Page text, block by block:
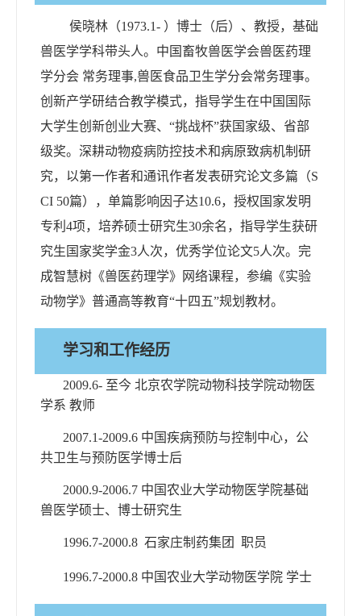
侯晓林（1973.1- ）博士 （后） 、教授，基础
兽医学学科带头人。中国畜牧兽医学会兽医药理
学分会 常务理事,兽医食品卫生学分会常务理事。
创新产学研结合教学模式， 指导学生在中国国际
大学生创新创业大赛、 “挑战杯”获国家级、 省部
级奖。深耕动物疫病防控技术和病原致病机制 研
究， 以第一作者和通讯作者发表研究论文多篇（S
CI 50篇），单篇影响因子达10.6，授权国家发明
专利 4项，培养硕士研究生30余名，指导学生获研
究生国家奖学金3人次，优秀学位论文5人次。 完
成智慧树 《兽医药理学》网络课程，参编 《实验
动物学》 普通高等教育“十四五”规划教材。
学习和工作经历
2009.6- 至今 北京农学院动物科技学院动物医
学系 教师
2007.1-2009.6 中国疾病预防与控制中心，公
共卫生与预防医学博士后
2000.9-2006.7 中国农业大学动物医学院基础
兽医学硕士、博士研究生
1996.7-2000.8 石家庄制药集团 职员
1996.7-2000.8 中国农业大学动物医学院 学士